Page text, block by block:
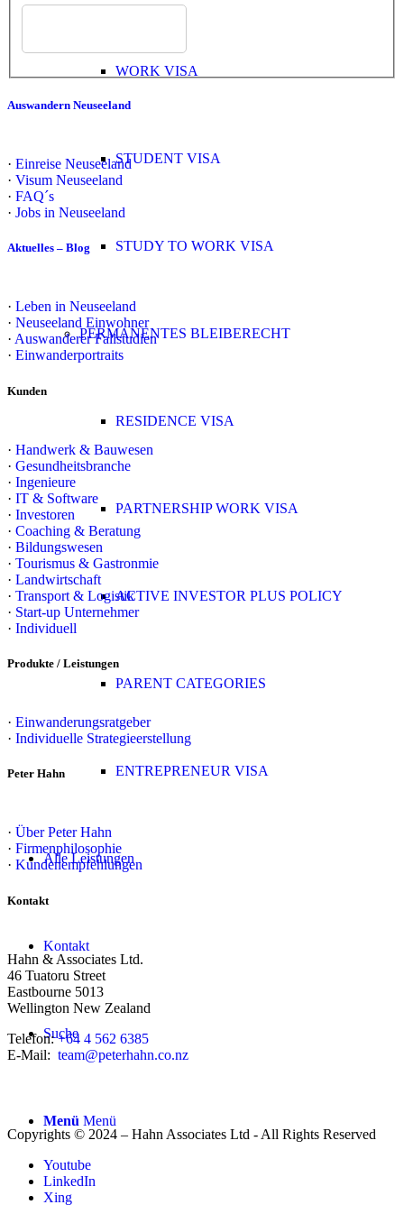
WORK VISA
STUDENT VISA
STUDY TO WORK VISA
PERMANENTES BLEIBERECHT
RESIDENCE VISA
PARTNERSHIP WORK VISA
ACTIVE INVESTOR PLUS POLICY
PARENT CATEGORIES
ENTREPRENEUR VISA
Alle Leistungen
Kontakt
Suche
Menü Menü
Auswandern Neuseeland
· Einreise Neuseeland
· Visum Neuseeland
· FAQ´s
· Jobs in Neuseeland
Aktuelles – Blog
· Leben in Neuseeland
· Neuseeland Einwohner
· Auswanderer Fallstudien
· Einwanderportraits
Kunden
· Handwerk & Bauwesen
· Gesundheitsbranche
· Ingenieure
· IT & Software
· Investoren
· Coaching & Beratung
· Bildungswesen
· Tourismus & Gastronmie
· Landwirtschaft
· Transport & Logistik
· Start-up Unternehmer
· Individuell
Produkte / Leistungen
· Einwanderungsratgeber
· Individuelle Strategieerstellung
Peter Hahn
· Über Peter Hahn
· Firmenphilosophie
· Kundenempfehlungen
Kontakt
Hahn & Associates Ltd.
46 Tuatoru Street
Eastbourne 5013
Wellington New Zealand
Telefon:+64 4 562 6385
E-Mail: team@peterhahn.co.nz
Copyrights © 2024 – Hahn Associates Ltd - All Rights Reserved
Youtube
LinkedIn
Xing